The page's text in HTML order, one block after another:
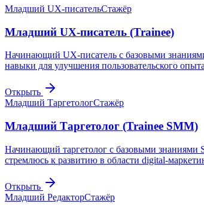
Младший UX-писательСтажёр
Младший UX-писатель (Trainee)
Начинающий UX-писатель с базовыми
навыки для улучшения пользовательского
Открыть
Младший ТаргетологСтажёр
Младший Таргетолог (Trainee SMM)
Начинающий таргетолог с базовыми
стремлюсь к развитию в области digital-
Открыть
Младший РедакторСтажёр